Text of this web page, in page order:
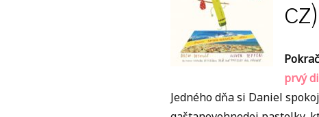
cz)
prvý
Jedného dňa si Daniel